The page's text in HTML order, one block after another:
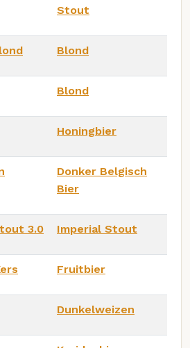
Stout
Blond
Blond
Honingbier
Donker Belgisch
Bier
3.0 Imperial Stout
Fruitbier
Dunkelweizen